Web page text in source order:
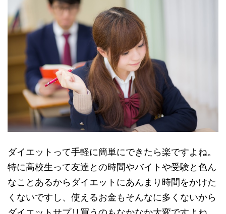
ダイエットって手軽に簡単にできたら楽ですよね。
特に高校生って友達との時間やバイトや受験と色ん
なことあるからダイエットにあんまり時間をかけた
くないですし、使えるお金もそんなに多くないから